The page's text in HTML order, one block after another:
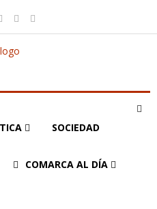
SOCIEDAD
COMARCA AL DÍA